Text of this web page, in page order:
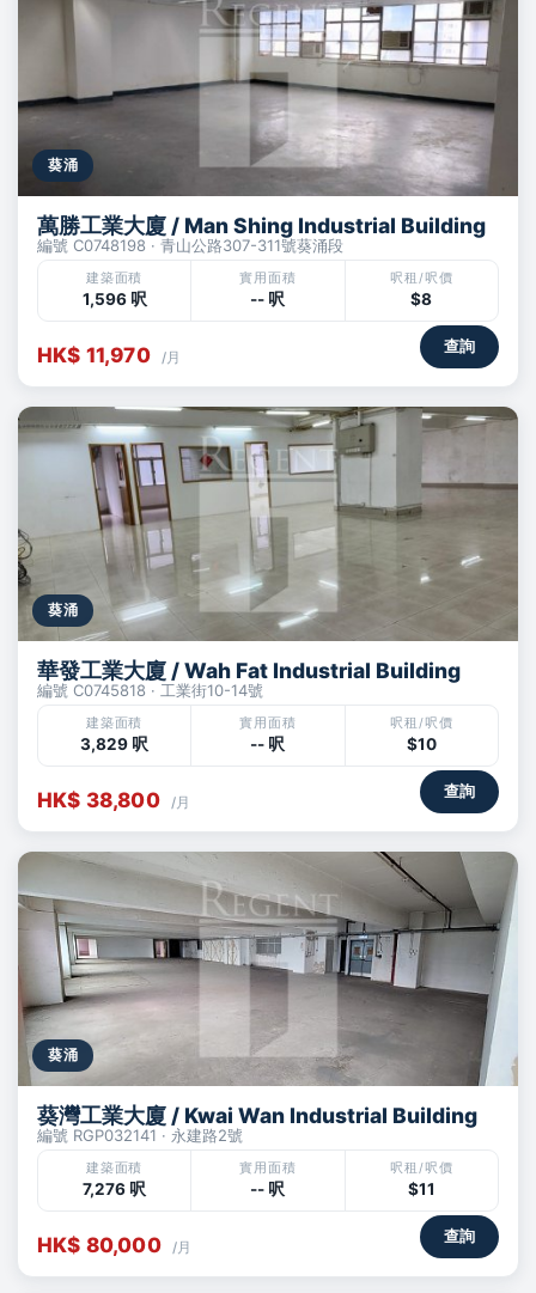
葵涌
萬勝工業大廈 / Man Shing Industrial Building
編號 C0748198 · 青山公路307-311號葵涌段
建築面積
1,596 呎
實用面積
-- 呎
呎租/呎價
$8
HK$ 11,970 /月
查詢
葵涌
華發工業大廈 / Wah Fat Industrial Building
編號 C0745818 · 工業街10-14號
建築面積
3,829 呎
實用面積
-- 呎
呎租/呎價
$10
HK$ 38,800 /月
查詢
葵涌
葵灣工業大廈 / Kwai Wan Industrial Building
編號 RGP032141 · 永建路2號
建築面積
7,276 呎
實用面積
-- 呎
呎租/呎價
$11
HK$ 80,000 /月
查詢